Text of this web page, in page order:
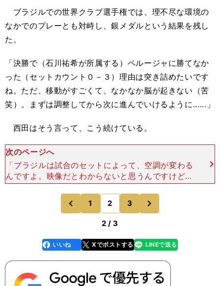
ブラジルでの世界クラブ選手権では、理不尽な環境の
なかでのプレーとも対峙し、銀メダルという結果を残し
た。
「決勝で（石川祐希が所属する）ペルージャに勝てなか
った（セットカウント０－３）理由は突き詰めたいです
ね。ただ、移動がすごくて、なかなか脳が起きない（苦
笑）。まずは調整してから次に進んでいけるように......」
西田はそう言って、こう続けている。
次のページへ
「ブラジルは試合のセットによって、空調が変わる
んですよ。映像だとわからないと思うんですけど、
たとえば僕らの決勝のペルージャとの試合、１、２
セットは追い風だったんですが、３セット目はチェ
ンジコートしたら
前
のページへ
1 2 3
2 / 3
faceboo
k
いいね Xでポストする
line LINEで送る